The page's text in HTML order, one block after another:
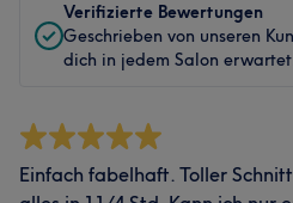
Verifizierte Bewertungen
Geschrieben von unseren
dich in jedem Salon
Einfach fabelhaft. Toller